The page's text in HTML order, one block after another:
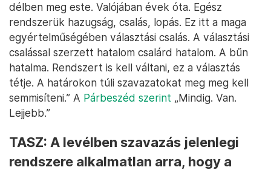
délben meg este. Valójában évek óta. Egész
rendszerük hazugság, csalás, lopás. Ez itt a maga
egyértelműségében választási csalás. A választási
csalással szerzett hatalom csalárd hatalom. A bűn
hatalma. Rendszert is kell váltani, ez a választás
tétje. A határokon túli szavazatokat meg meg kell
semmisíteni.” A Párbeszéd szerint „Mindig. Van.
Lejjebb.”
TASZ: A levélben szavazás jelenlegi
rendszere alkalmatlan arra, hogy a